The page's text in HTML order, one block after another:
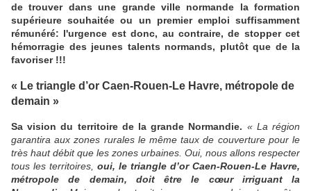
de trouver dans une grande ville normande la formation
supérieure souhaitée ou un premier emploi suffisamment
rémunéré: l'urgence est donc, au contraire, de stopper cet
hémorragie des jeunes talents normands, plutôt que de la
favoriser !!!
« Le triangle d’or Caen-Rouen-Le Havre, métropole de
demain »
Sa vision du territoire de la grande Normandie. « La région
garantira aux zones rurales le même taux de couverture pour le
très haut débit que les zones urbaines. Oui, nous allons respecter
tous les territoires, oui, le triangle d’or Caen-Rouen-Le Havre,
métropole de demain, doit être le cœur irriguant la